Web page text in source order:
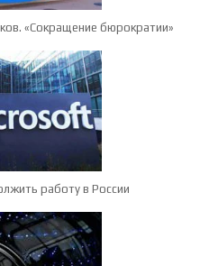
«Сокращение бюрократии»
работу в России